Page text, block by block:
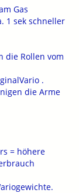
Gas
1 sek schneller
die Rollen vom
.
die Arme
= höhere